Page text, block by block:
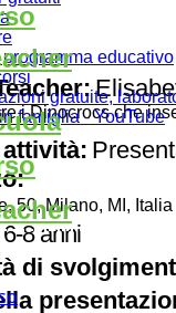
educativo
gratuite,
famiglia - YouTube
i Dinocrocs che
50, Milano, MI, Italia
8 anni
di